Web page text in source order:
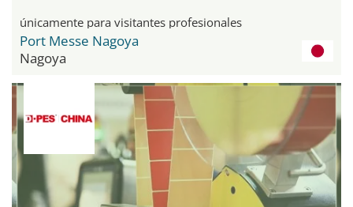
únicamente para visitantes profesionales
Port Messe Nagoya
Nagoya